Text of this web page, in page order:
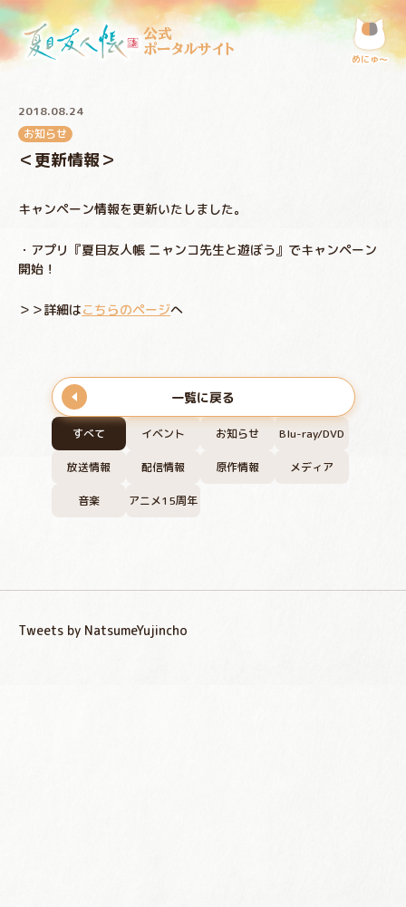
公式
ポータルサイト
めにゅ〜
すべて イベント お知らせ Blu-ray/DVD
放送情報 配信情報 原作情報 メディア
音楽 アニメ15周年
2018.08.24
お知らせ
＜更新情報＞
キャンペーン情報を更新いたしました。
・アプリ『夏目友人帳 ニャンコ先生と遊ぼう』でキャンペーン
開始！
＞＞詳細はこちらのページへ
一覧に戻る
Tweets by NatsumeYujincho